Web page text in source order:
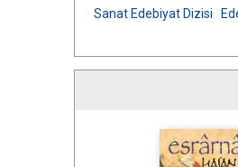
Sanat Edebiyat Dizisi